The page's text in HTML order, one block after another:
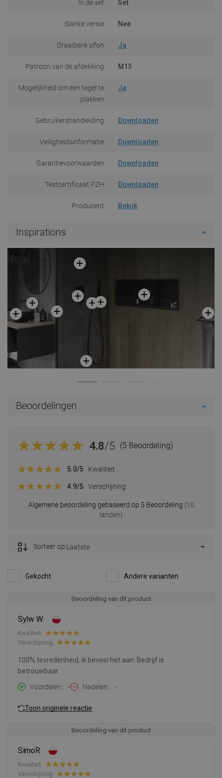
In de set Set
Slanke versie Nee
Draaibare sifon Ja
Patroon van de afdekking M13
Mogelijkheid om een tegel te
plakken
Ja
Gebruikershandleiding Downloaden
Veiligheidsinformatie Downloaden
Garantievoorwaarden Downloaden
Testcertificaat PZH Downloaden
Producent Bekijk
Inspirations
Beoordelingen
4.8/5 (5 Beoordeling)
Algemene beoordeling gebaseerd op 5 Beoordeling (10
landen)
5.0/5 Kwaliteit
4.9/5 Verschijning
Gekocht Andere varianten
Sorteer op:Laatste
Beoordeling van dit product
Sylw W.
Kwaliteit:
Verschijning:
100% tevredenheid, ik beveel het aan. Bedrijf is
betrouwbaar.
Voordelen:
- Nadelen: -
Toon originele reactie
Beoordeling van dit product
SimoR
Kwaliteit:
Verschijning: